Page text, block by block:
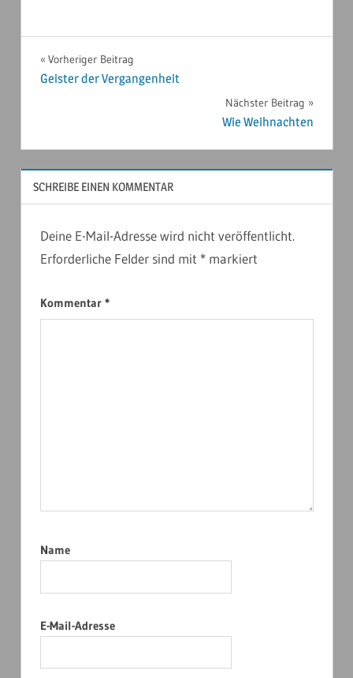
NORDAMERIKA
2024
Beitragsnavigation
Vorheriger Beitrag
Geister der Vergangenheit
Nächster Beitrag
Wie Weihnachten
SCHREIBE EINEN KOMMENTAR
Deine E-Mail-Adresse wird nicht veröffentlicht.
Erforderliche Felder sind mit *markiert
Kommentar *
Name
E-Mail-Adresse